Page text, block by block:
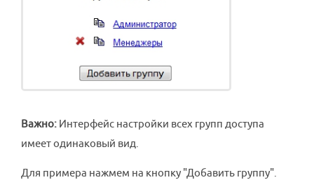
Важно: Интерфейс настройки всех групп доступа
имеет одинаковый вид.
Для примера нажмем на кнопку "Добавить группу".